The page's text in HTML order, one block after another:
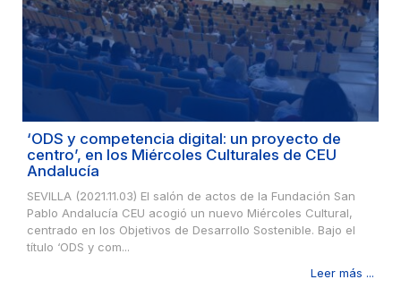
‘ODS y competencia digital: un proyecto de
centro’, en los Miércoles Culturales de CEU
Andalucía
SEVILLA (2021.11.03) El salón de actos de la Fundación San
Pablo Andalucía CEU acogió un nuevo Miércoles Cultural,
centrado en los Objetivos de Desarrollo Sostenible. Bajo el
título ‘ODS y com...
Leer más ...